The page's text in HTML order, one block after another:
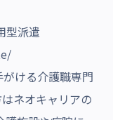
型派遣
/
がける介護職専門
ネオキャリアの